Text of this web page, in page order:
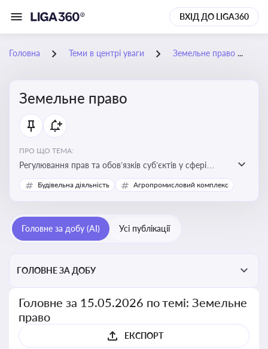
ВХІД ДО LIGA360
Головна Теми в центрі уваги Земельне право
Земельне право
ПРО ЩО ТЕМА:
Регулювання прав та обов’язків суб’єктів у сфері
користування землею, земельний сервітут, що є
критично важливим для захисту майнових прав
ефективного управління земельними ресурсами
Будівельна діяльність Агропромисловий комплекс
Головне за добу (AI) Усі публікації
ГОЛОВНЕ ЗА ДОБУ
Головне за 15.05.2026 по темі: Земельне
право
ЕКСПОРТ